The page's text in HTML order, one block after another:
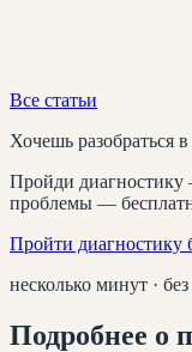
Все статьи
Хочешь разобраться
Пройди диагностику
проблемы —
Пройти диагностику
несколько минут ·
Подробнее о